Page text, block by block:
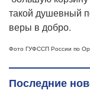
такой душевный
веры в добро.
Фото ГУФССП России по
Последние